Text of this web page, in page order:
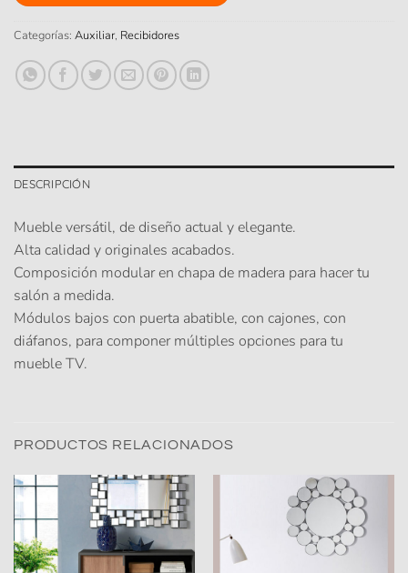
Categorías: Auxiliar, Recibidores
DESCRIPCIÓN
Mueble versátil, de diseño actual y elegante.
Alta calidad y originales acabados.
Composición modular en chapa de madera para hacer tu
salón a medida.
Módulos bajos con puerta abatible, con cajones, con
diáfanos, para componer múltiples opciones para tu
mueble TV.
PRODUCTOS RELACIONADOS